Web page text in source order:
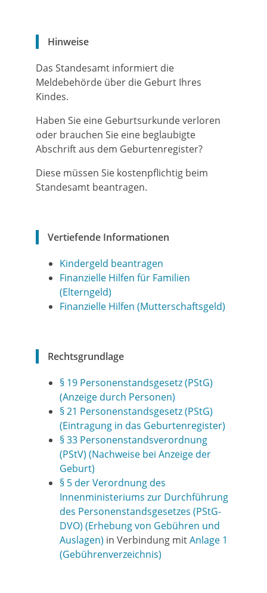
Hinweise
Das Standesamt informiert die
Meldebehörde über die Geburt Ihres
Kindes.
Haben Sie eine Geburtsurkunde verloren
oder brauchen Sie eine beglaubigte
Abschrift aus dem Geburtenregister?
Diese müssen Sie kostenpflichtig beim
Standesamt beantragen.
Vertiefende Informationen
Kindergeld beantragen
Finanzielle Hilfen für Familien
(Elterngeld)
Finanzielle Hilfen (Mutterschaftsgeld)
Rechtsgrundlage
§ 19 Personenstandsgesetz (PStG)
(Anzeige durch Personen)
§ 21 Personenstandsgesetz (PStG)
(Eintragung in das Geburtenregister)
§ 33 Personenstandsverordnung
(PStV) (Nachweise bei Anzeige der
Geburt)
§ 5 der Verordnung des
Innenministeriums zur Durchführung
des Personenstandsgesetzes (PStG-
DVO) (Erhebung von Gebühren und
Auslagen) in Verbindung mitAnlage 1
(Gebührenverzeichnis)